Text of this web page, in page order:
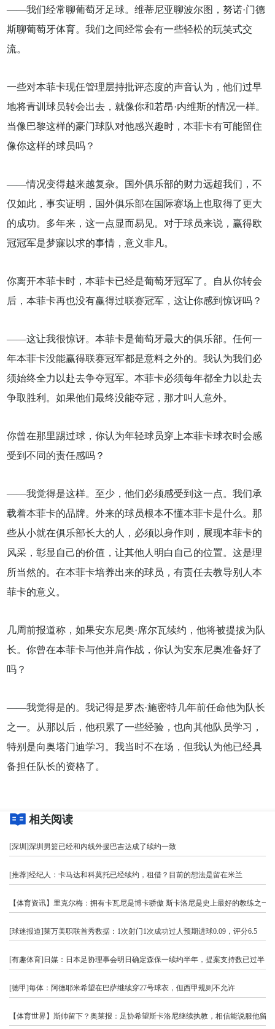
——我们经常聊葡萄牙足球。维蒂尼亚聊波尔图，努诺·门德
斯聊葡萄牙体育。我们之间经常会有一些轻松的玩笑式交
流。
一些对本菲卡现任管理层持批评态度的声音认为，他们过早
地将青训球员转会出去，就像你和若昂·内维斯的情况一样。
当像巴黎这样的豪门球队对他感兴趣时，本菲卡有可能留住
像你这样的球员吗？
——情况变得越来越复杂。国外俱乐部的财力远超我们，不
仅如此，事实证明，国外俱乐部在国际赛场上也取得了更大
的成功。多年来，这一点显而易见。对于球员来说，赢得欧
冠冠军是梦寐以求的事情，意义非凡。
你离开本菲卡时，本菲卡已经是葡萄牙冠军了。自从你转会
后，本菲卡再也没有赢得过联赛冠军，这让你感到惊讶吗？
——这让我很惊讶。本菲卡是葡萄牙最大的俱乐部。任何一
年本菲卡没能赢得联赛冠军都是意料之外的。我认为我们必
须始终全力以赴去争夺冠军。本菲卡必须每年都全力以赴去
争取胜利。如果他们最终没能夺冠，那才叫人意外。
你曾在那里踢过球，你认为年轻球员穿上本菲卡球衣时会感
受到不同的责任感吗？
——我觉得是这样。至少，他们必须感受到这一点。我们承
载着本菲卡的品牌。外来的球员根本不懂本菲卡是什么。那
些从小就在俱乐部长大的人，必须以身作则，展现本菲卡的
风采，彰显自己的价值，让其他人明白自己的位置。这是理
所当然的。在本菲卡培养出来的球员，有责任去教导别人本
菲卡的意义。
几周前报道称，如果安东尼奥·席尔瓦续约，他将被提拔为队
长。你曾在本菲卡与他并肩作战，你认为安东尼奥准备好了
吗？
——我觉得是的。我记得是罗杰·施密特几年前任命他为队长
之一。从那以后，他积累了一些经验，也向其他队员学习，
特别是向奥塔门迪学习。我当时不在场，但我认为他已经具
备担任队长的资格了。
相关阅读
[深圳]深圳男篮已经和内线外援巴吉达成了续约一致
[推荐]经纪人：卡马达和科莫托已经续约，租借？目前的想法是留在米兰
【体育资讯】里克尔梅：拥有卡瓦尼是博卡骄傲 斯卡洛尼是史上最好的教练之一
[球迷报道]莱万美职联首秀数据：1次射门1次成功过人预期进球0.09，评分6.5
[有趣体育]日媒：日本足协理事会明日确定森保一续约半年，提案支持数已过半
[德甲]每体：阿德耶米希望在巴萨继续穿27号球衣，但西甲规则不允许
【体育世界】斯帅留下？奥莱报：足协希望斯卡洛尼继续执教，相信能说服他留任